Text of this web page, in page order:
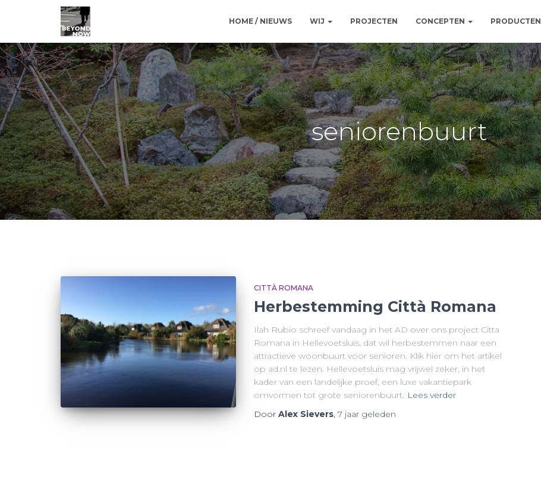
HOME / NIEUWS WIJ PROJECTEN CONCEPTEN PRODUCTEN
seniorenbuurt
CITTÀ ROMANA
Herbestemming Città Romana
Ilah Rubio schreef vandaag in het AD over ons project Citta
Romana in Hellevoetsluis, dat wil herbestemmen naar een
attractieve woonbuurt voor senioren. Klik hier om het artikel
op ad.nl te lezen. Hellevoetsluis mag vrijwel zeker, in het
kader van een landelijke proef, een luxe vakantiepark
omvormen tot grote seniorenbuurt. Lees verder
Door Alex Sievers, 7 jaar geleden